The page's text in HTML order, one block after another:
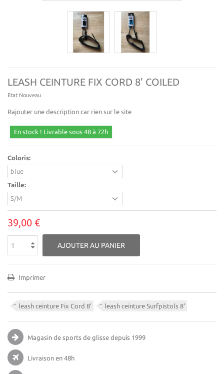
LEASH CEINTURE FIX CORD 8' COILED
Etat Nouveau
Rajouter une description car rien sur le site
En stock ! Livrable sous 48 à 72h
Coloris:
Taille:
39,00 €
AJOUTER AU PANIER
Imprimer
leash ceinture Fix Cord 8' leash ceinture Surfpistols 8'
Magasin de sports de glisse depuis 1999
Livraison en 48h